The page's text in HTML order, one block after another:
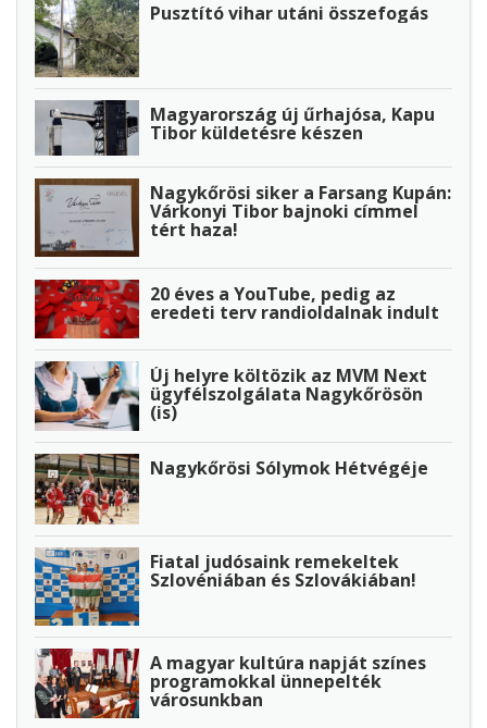
Pusztító vihar utáni összefogás
Magyarország új űrhajósa, Kapu
Tibor küldetésre készen
Nagykőrösi siker a Farsang Kupán:
Várkonyi Tibor bajnoki címmel
tért haza!
20 éves a YouTube, pedig az
eredeti terv randioldalnak indult
Új helyre költözik az MVM Next
ügyfélszolgálata Nagykőrösön
(is)
Nagykőrösi Sólymok Hétvégéje
Fiatal judósaink remekeltek
Szlovéniában és Szlovákiában!
A magyar kultúra napját színes
programokkal ünnepelték
városunkban